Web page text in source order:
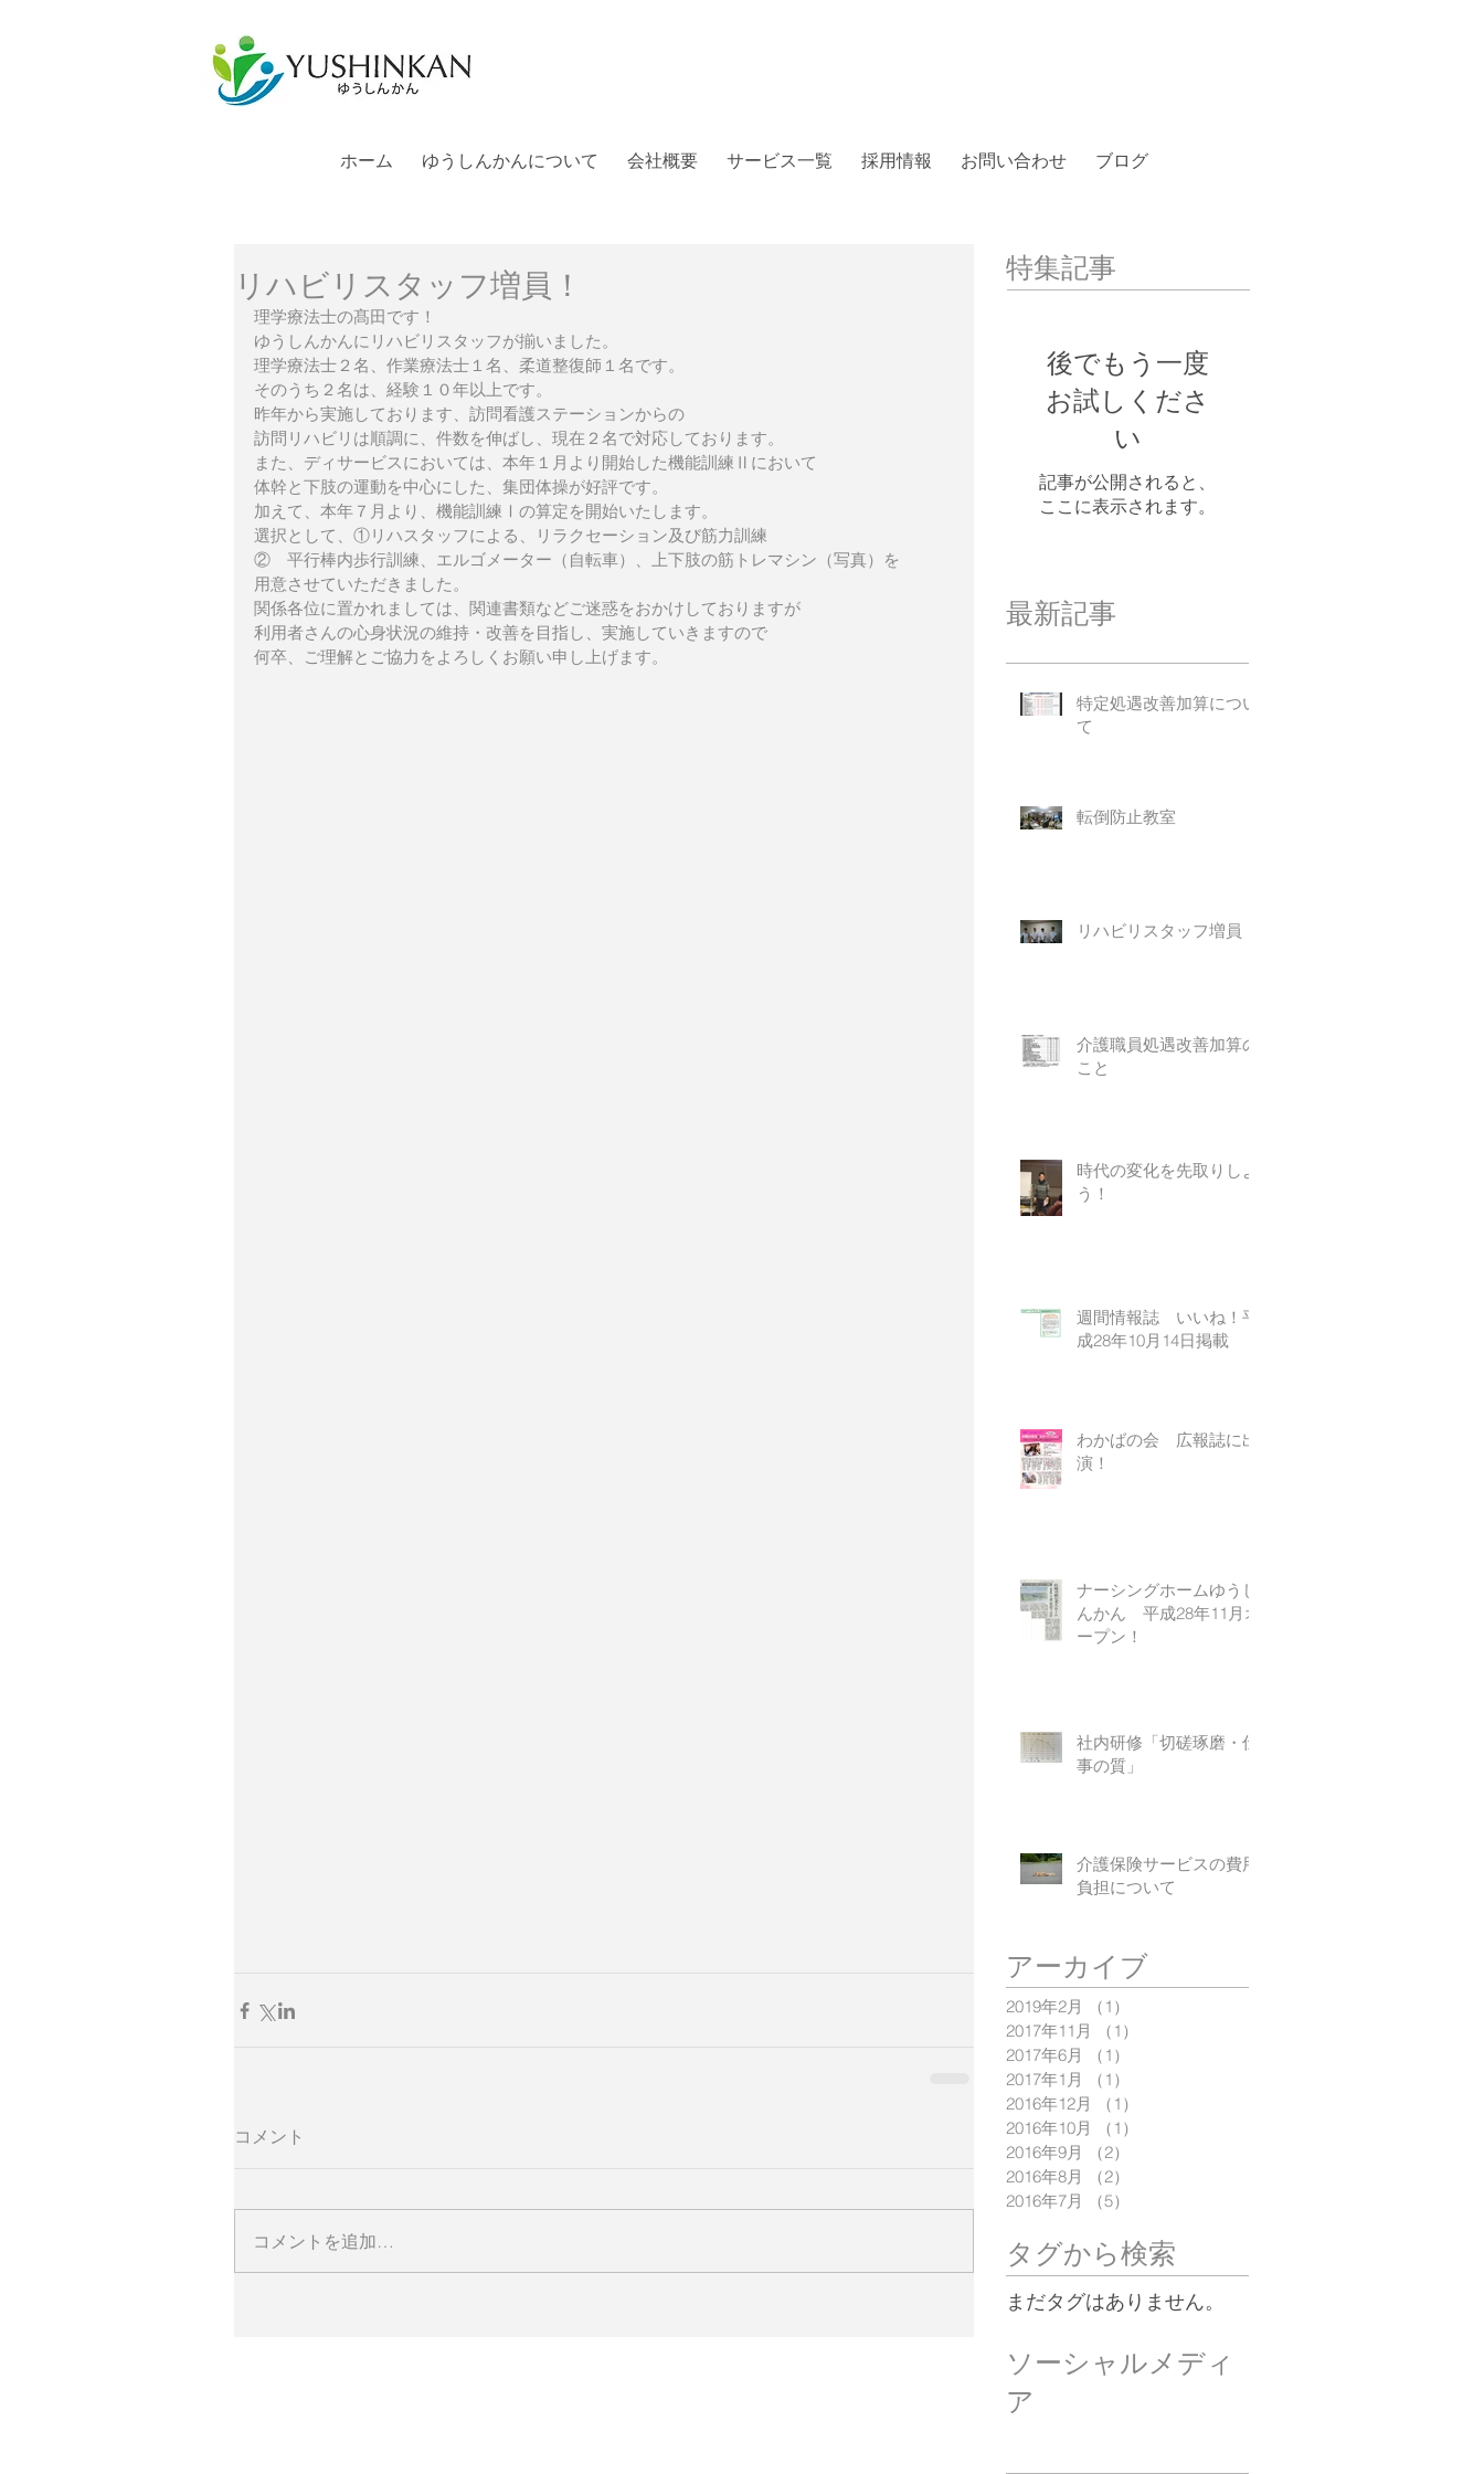
ホーム ゆうしんかんについて 会社概要 サービス一覧 採用情報 お問い合わせ ブログ
リハビリスタッフ増員！
理学療法士の髙田です！
ゆうしんかんにリハビリスタッフが揃いました。
理学療法士２名、作業療法士１名、柔道整復師１名です。
そのうち２名は、経験１０年以上です。
昨年から実施しております、訪問看護ステーションからの
訪問リハビリは順調に、件数を伸ばし、現在２名で対応しております。
また、ディサービスにおいては、本年１月より開始した機能訓練Ⅱにおいて
体幹と下肢の運動を中心にした、集団体操が好評です。
加えて、本年７月より、機能訓練Ⅰの算定を開始いたします。
選択として、①リハスタッフによる、リラクセーション及び筋力訓練
②　平行棒内歩行訓練、エルゴメーター（自転車）、上下肢の筋トレマシン（写真）を
用意させていただきました。
関係各位に置かれましては、関連書類などご迷惑をおかけしておりますが
利用者さんの心身状況の維持・改善を目指し、実施していきますので
何卒、ご理解とご協力をよろしくお願い申し上げます。
コメント
コメントを追加…
特集記事
後でもう一度
お試しくださ
い
記事が公開されると、
ここに表示されます。
最新記事
特定処遇改善加算につい
て
転倒防止教室
リハビリスタッフ増員！
介護職員処遇改善加算の
こと
時代の変化を先取りしよ
う！
週間情報誌 いいね！平
成28年10月14日掲載
わかばの会 広報誌に出
演！
ナーシングホームゆうし
んかん 平成28年11月オ
ープン！
社内研修「切磋琢磨・仕
事の質」
介護保険サービスの費用
負担について
アーカイブ
2019年2月 （1）
2017年11月
（1）
2017年6月
（1）
2017年1月
（1）
2016年12月
（1）
2016年10月
（1）
2016年9月
（2）
2016年8月
（2）
2016年7月
（5）
タグから検索
まだタグはありません。
ソーシャルメディ
ア